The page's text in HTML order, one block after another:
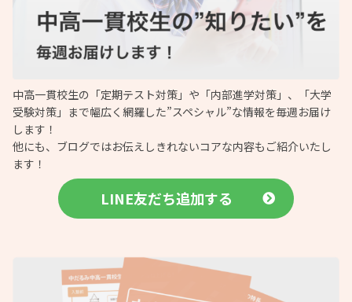
中高一貫校生の「定期テスト対策」や「内部進学対策」、「大学
受験対策」まで幅広く網羅した”スペシャル”な情報を毎週お届け
します！
他にも、ブログではお伝えしきれないコアな内容もご紹介いたし
ます！
LINE友だち追加する